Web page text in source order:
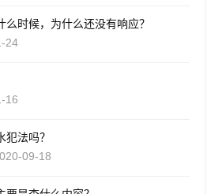
么时候，为什么还没有响应？
24
16
犯法吗？
09-18